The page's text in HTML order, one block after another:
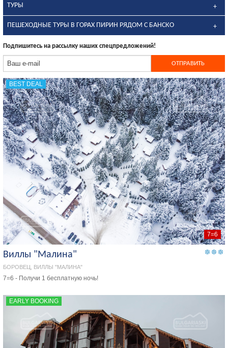
ТУРЫ
ПЕШЕХОДНЫЕ ТУРЫ В ГОРАХ ПИРИН РЯДОМ С БАНСКО
Подпишитесь на рассылку наших спецпредложений!
BEST DEAL
7=6
Виллы "Малина"
БОРОВЕЦ, ВИЛЛЫ "МАЛИНА"
7=6 - Получи 1 бесплатную ночь!
EARLY BOOKING